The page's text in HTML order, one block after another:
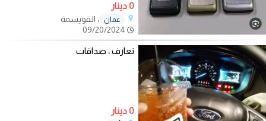
0 دينار
عمان ، القويسمة
تعارف ، صداقات
0 دينار